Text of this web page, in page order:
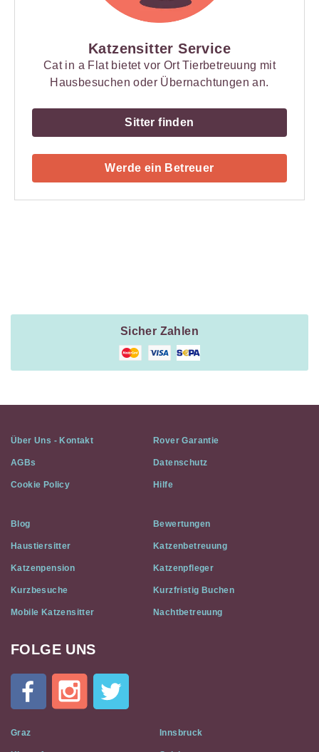
Katzensitter Service
Cat in a Flat bietet vor Ort Tierbetreuung mit
Hausbesuchen oder Übernachtungen an.
Sitter finden
Werde ein Betreuer
Sicher Zahlen
Über Uns - Kontakt Rover Garantie
AGBs Datenschutz
Cookie Policy Hilfe
Blog Bewertungen
Haustiersitter Katzenbetreuung
Katzenpension Katzenpfleger
Kurzbesuche Kurzfristig Buchen
Mobile Katzensitter Nachtbetreuung
Cat
Flat
Social
FOLGE UNS
Graz Innsbruck